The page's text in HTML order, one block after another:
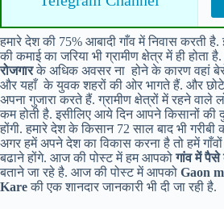
हमारे देश की 75% आबादी गाँव में निवास करती है.
की कमाई का जरिया भी ग्रामीण क्षेत्र में ही होता
रोजगारके अधिक अवसर ना होने के कारण वहां
और यहाँ के युवक शहरों की ओर भागते हैं. और
अपना गुजारा करते हैं. ग्रामीण क्षेत्रों में रहने वाले
कम होती है. इसीलिए आये दिन आपने किसानों की
होंगी. हमारे देश के किसान 72 साल बाद भी गरीबी
अगर हमें अपने देश का विकास करना है तो हमें
बढाने होंगे. आज की पोस्ट में हम आपकोगांव में
बताने जा रहे है. आज की पोस्ट में आपको Gaon
Kareकी एक शानदार जानकारी भी दी जा रही है.